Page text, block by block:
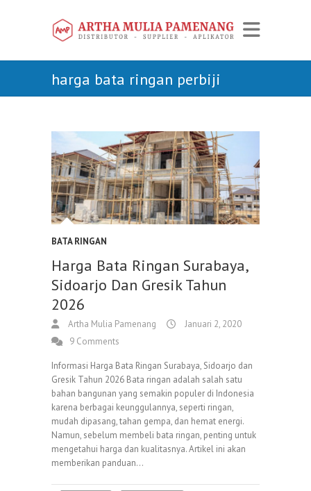
harga bata ringan perbiji
BATA RINGAN
Harga Bata Ringan Surabaya,
Sidoarjo Dan Gresik Tahun
2026
Artha Mulia Pamenang
Januari 2, 2020
9 Comments
Informasi Harga Bata Ringan Surabaya, Sidoarjo dan
Gresik Tahun 2026 Bata ringan adalah salah satu
bahan bangunan yang semakin populer di Indonesia
karena berbagai keunggulannya, seperti ringan,
mudah dipasang, tahan gempa, dan hemat energi.
Namun, sebelum membeli bata ringan, penting untuk
mengetahui harga dan kualitasnya. Artikel ini akan
memberikan panduan…